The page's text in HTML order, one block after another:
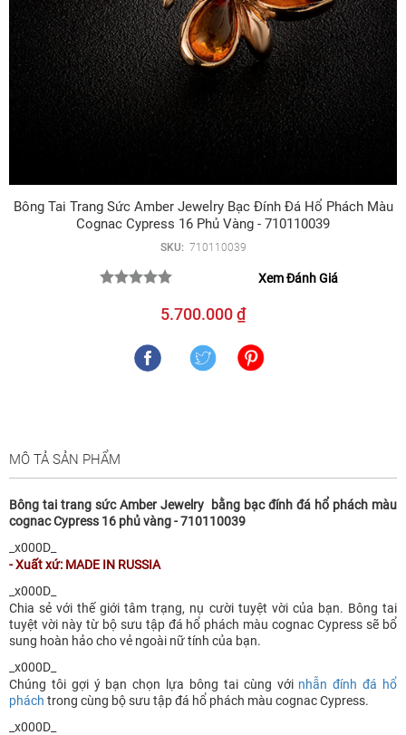
Bông Tai Trang Sức Amber Jewelry Bạc Đính Đá Hổ Phách Màu
Cognac Cypress 16 Phủ Vàng - 710110039
SKU: 710110039
Xem Đánh Giá
5.700.000 ₫
MÔ TẢ SẢN PHẨM
Bông tai trang sức Amber Jewelry bằng bạc đính đá hổ phách màu
cognac Cypress 16 phủ vàng - 710110039
_x000D_
- Xuất xứ: MADE IN RUSSIA
_x000D_
Chia sẻ với thế giới tâm trạng, nụ cười tuyệt vời của bạn. Bông tai
tuyệt vời này từ bộ sưu tập đá hổ phách màu cognac Cypress sẽ bổ
sung hoàn hảo cho vẻ ngoài nữ tính của bạn.
_x000D_
Chúng tôi gợi ý bạn chọn lựa bông tai cùng với nhẫn đính đá hổ
phách trong cùng bộ sưu tập đá hổ phách màu cognac Cypress.
_x000D_